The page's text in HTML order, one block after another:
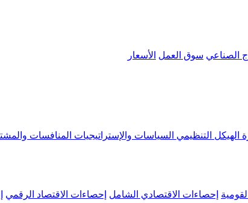
الصناعي سوق العمل الأسعار
الهيكل التنظيمي السياسات والإستراتيجيات المنافسات
إحصاءات الاقتصادي الشامل إحصاءات الاقتصاد الرقمي